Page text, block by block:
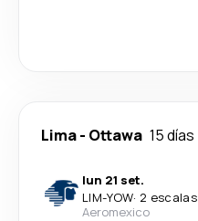
Lima- Ottawa 15 días
lun 21 set.
LIM-YOW· 2 escalas
Aeromexico